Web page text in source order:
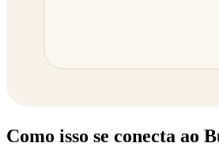
Como isso se conecta ao